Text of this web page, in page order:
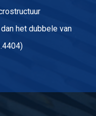
het dubbele van